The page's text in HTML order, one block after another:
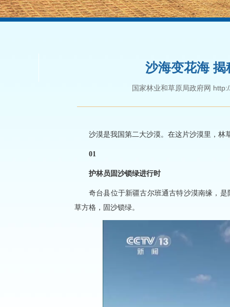
沙海变花海
国家林业和草原局政府网
沙漠是我国第二大沙漠。在这片沙漠里，林
01
护林员固沙锁绿进行时
奇台县位于新疆古尔班通古特沙漠南缘，
草方格，固沙锁绿。